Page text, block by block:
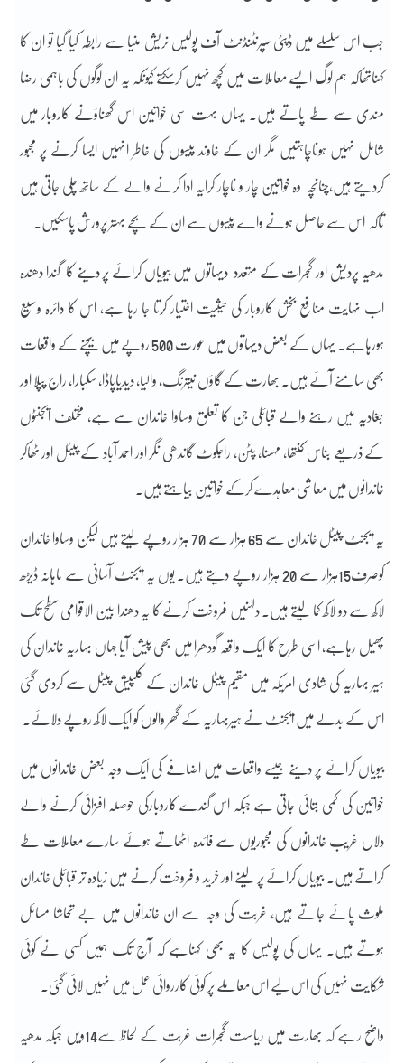
جب اس سلسلے میں ڈپٹی سپرنٹنڈنٹ آف پولیس نریش منیا سے رابطہ کیا گیا تو ان کا
کہناتھاکہ ہم لوگ ایسے معاملات میں کچھ نہیں کرسکتے کیونکہ یہ ان لوگوں کی باہمی رضا
مندی سے طے پاتے ہیں۔ یہاں بہت سی خواتین اس گھناؤنے کاروبار میں
شامل نہیں ہوناچاہتیں مگر ان کے خاوند پیسوں کی خاطر انہیں ایسا کرنے پر مجبور
کردیتے ہیں،چنانچہ وہ خواتین چار و ناچار کرایہ ادا کرنے والے کے ساتھ چلی جاتی ہیں
تاکہ اس سے حاصل ہونے والے پیسوں سے ان کے بچے بہتر پرورش پاسکیں۔
مدھیہ پردیش اور گجرات کے متعدد دیہاتوں میں بیویاں کرائے پر دینے کا گندا دھندہ
اب نہایت منافع بخش کاروبار کی حیثیت اختیار کرتا جا رہا ہے، اس کا دائرہ وسیع
ہورہاہے۔ یہاں کے بعض دیہاتوں میں عورت 500 روپے میں بیچنے کے واقعات
بھی سامنے آئے ہیں۔ بھارت کے گاؤں نیترنگ، والیا، دیدیاپاڈا، سکبارا، راج پپلا اور
جغادیہ میں رہنے والے قبائلی جن کا تعلق وساوا خاندان سے ہے، مختلف ایجنٹوں
کے ذریعے بناس کنتھا، مہسنا، پٹن، راجکوٹ گاندھی نگر اور احمد آباد کے پیٹل اور ٹھاکر
خاندانوں میں معاشی معاہدے کرکے خواتین بیاہتے ہیں۔
یہ ایجنٹ پیٹل خاندان سے 65 ہزار سے 70 ہزار روپے لیتے ہیں لیکن وساوا خاندان
کوصرف15ہزار سے 20 ہزار روپے دیتے ہیں۔ یوں یہ ایجنٹ آسانی سے ماہانہ ڈیڑھ
لاکھ سے دو لاکھ کما لیتے ہیں۔ دلہنیں فروخت کرنے کا یہ دھندا بین الاقوامی سطح تک
پھیل رہاہے، اسی طرح کا ایک واقعہ گودھرا میں بھی پیش آیا جہاں بہاریہ خاندان کی
ہیر بہاریہ کی شادی امریکہ میں مقیم پیٹل خاندان کے کلپیش پیٹل سے کردی گئی
اس کے بدلے میں ایجنٹ نے ہیربہاریہ کے گھر والوں کو ایک لاکھ روپے دلائے۔
بیویاں کرائے پر دینے جیسے واقعات میں اضافے کی ایک وجہ بعض خاندانوں میں
خواتین کی کمی بتائی جاتی ہے جبکہ اس گندے کاروبارکی حوصلہ افزائی کرنے والے
دلال غریب خاندانوں کی مجبوریوں سے فائدہ اٹھاتے ہوئے سارے معاملات طے
کراتے ہیں۔ بیویاں کرائے پر لینے اور خرید و فروخت کرنے میں زیادہ تر قبائلی خاندان
ملوث پائے جاتے ہیں، غربت کی وجہ سے ان خاندانوں میں بے تحاشا مسائل
ہوتے ہیں۔ یہاں کی پولیس کا یہ بھی کہناہے کہ آج تک ہمیں کسی نے کوئی
شکایت نہیں کی اس لیے اس معاملے پر کوئی کارروائی عمل میں نہیں لائی گئی۔
واضح رہے کہ بھارت میں ریاست گجرات غربت کے لحاظ سے14ویں جبکہ مدھیہ